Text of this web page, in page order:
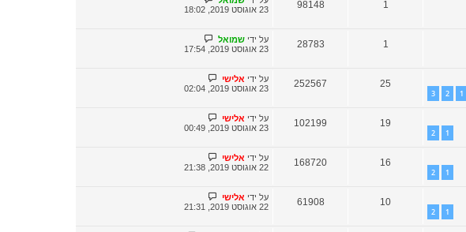
1
98148
23 אוגוסט 2019, 18:02
1
28783 על ידי שמואל
23 אוגוסט 2019, 17:54
1
2
3
25
252567 על ידי אלישי
23 אוגוסט 2019, 02:04
1
2
19
102199 על ידי אלישי
23 אוגוסט 2019, 00:49
1
2
16
168720 על ידי אלישי
22 אוגוסט 2019, 21:38
1
2
10
61908 על ידי אלישי
22 אוגוסט 2019, 21:31